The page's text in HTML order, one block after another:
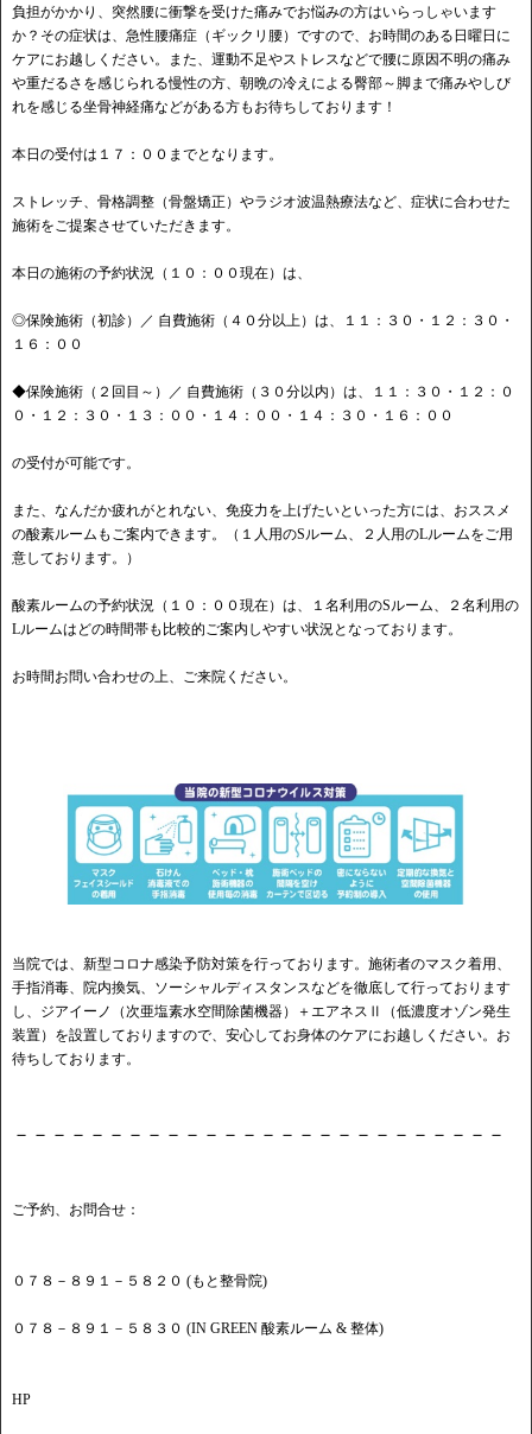
負担がかかり、突然腰に衝撃を受けた痛みでお悩みの方はいらっしゃいます
か？その症状は、急性腰痛症（ギックリ腰）ですので、お時間のある日曜日に
ケアにお越しください。また、運動不足やストレスなどで腰に原因不明の痛み
や重だるさを感じられる慢性の方、朝晩の冷えによる臀部～脚まで痛みやしび
れを感じる坐骨神経痛などがある方もお待ちしております！
本日の受付は１７：００までとなります。
ストレッチ、骨格調整（骨盤矯正）やラジオ波温熱療法など、症状に合わせた
施術をご提案させていただきます。
本日の施術の予約状況（１０：００現在）は、
◎保険施術（初診）／ 自費施術（４０分以上）は、１１：３０・１２：３０・
１６：００
◆保険施術（２回目～）／ 自費施術（３０分以内）は、１１：３０・１２：０
０・１２：３０・１３：００・１４：００・１４：３０・１６：００
の受付が可能です。
また、なんだか疲れがとれない、免疫力を上げたいといった方には、おススメ
の酸素ルームもご案内できます。（１人用のSルーム、２人用のLルームをご用
意しております。）
酸素ルームの予約状況（１０：００現在）は、１名利用のSルーム、２名利用の
Lルームはどの時間帯も比較的ご案内しやすい状況となっております。
お時間お問い合わせの上、ご来院ください。
当院では、新型コロナ感染予防対策を行っております。施術者のマスク着用、
手指消毒、院内換気、ソーシャルディスタンスなどを徹底して行っております
し、ジアイーノ（次亜塩素水空間除菌機器）＋エアネスⅡ（低濃度オゾン発生
装置）を設置しておりますので、安心してお身体のケアにお越しください。お
待ちしております。
－－－－－－－－－－－－－－－－－－－－－－－－－－
ご予約、お問合せ：
０７８－８９１－５８２０ (もと整骨院)
０７８－８９１－５８３０ (IN GREEN 酸素ルーム & 整体)
HP